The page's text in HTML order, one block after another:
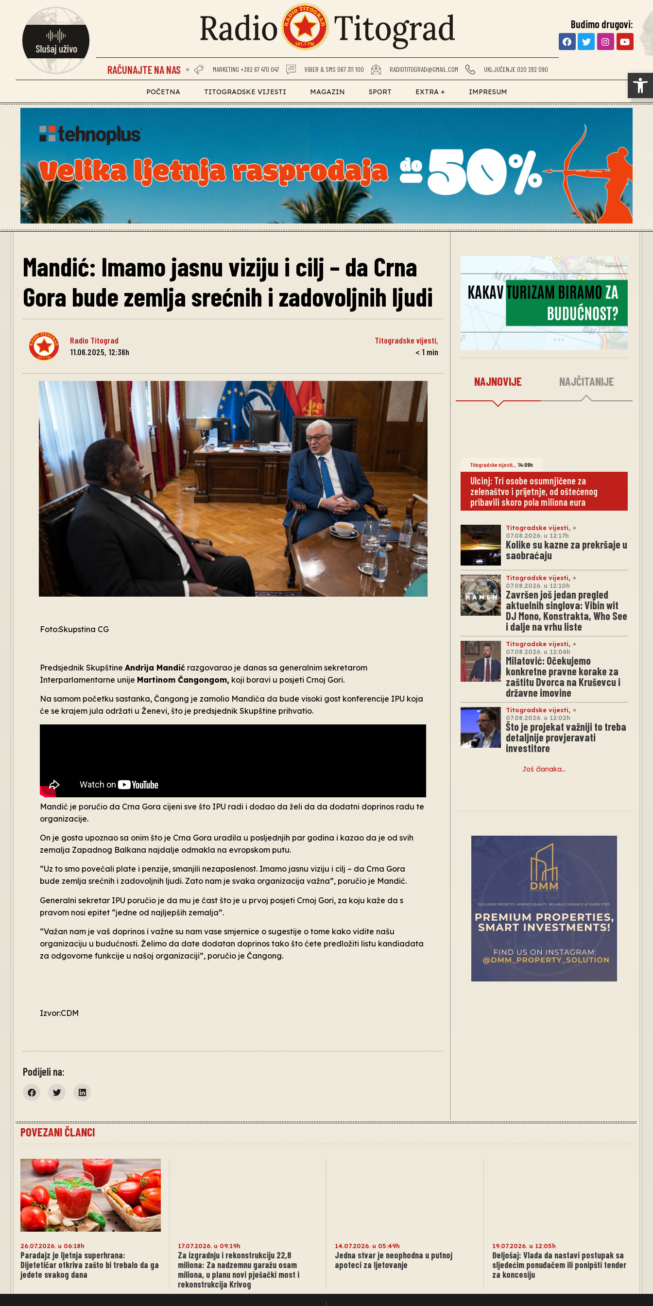
RAČUNAJTE NA NAS MARKETING +382 67 470 047 VIBER & SMS 067 311 100 RADIOTITOGRAD@GMAIL.COM UKLJUČENJE 020 282 090
Budimo drugovi:
POČETNA TITOGRADSKE VIJESTI MAGAZIN SPORT EXTRA + IMPRESUM
Mandić: Imamo jasnu viziju i cilj – da Crna
Gora bude zemlja srećnih i zadovoljnih ljudi
Radio Titograd Titogradske vijesti,
11.06.2025, 12:36h
< 1 min
Foto:Skupstina CG
Predsjednik Skupštine Andrija Mandić razgovarao je danas sa generalnim sekretarom
Interparlamentarne unije Martinom Čangongom, koji boravi u posjeti Crnoj Gori.
Na samom početku sastanka, Čangong je zamolio Mandića da bude visoki gost konferencije IPU koja
će se krajem jula održati u Ženevi, što je predsjednik Skupštine prihvatio.
Mandić je poručio da Crna Gora cijeni sve što IPU radi i dodao da želi da da dodatni doprinos radu te
organizacije.
On je gosta upoznao sa onim što je Crna Gora uradila u posljednjih par godina i kazao da je od svih
zemalja Zapadnog Balkana najdalje odmakla na evropskom putu.
“Uz to smo povećali plate i penzije, smanjili nezaposlenost. Imamo jasnu viziju i cilj – da Crna Gora
bude zemlja srećnih i zadovoljnih ljudi. Zato nam je svaka organizacija važna”, poručio je Mandić.
Generalni sekretar IPU poručio je da mu je čast što je u prvoj posjeti Crnoj Gori, za koju kaže da s
pravom nosi epitet “jedne od najljepših zemalja”.
“Važan nam je vaš doprinos i važne su nam vase smjernice o sugestije o tome kako vidite našu
organizaciju u budućnosti. Želimo da date dodatan doprinos tako što ćete predložiti listu kandiadata
za odgovorne funkcije u našoj organizaciji”, poručio je Čangong.
Izvor:CDM
Podijeli na:
NAJNOVIJE NAJČITANIJE
Titogradske vijesti,, 14:09h
Ulcinj: Tri osobe osumnjičene za
zelenaštvo i prijetnje, od oštećenog
pribavili skoro pola miliona eura
Titogradske vijesti,
07.08.2026. u 12:17h
Kolike su kazne za prekršaje u
saobraćaju
Titogradske vijesti,
07.08.2026. u 12:10h
Završen još jedan pregled
aktuelnih singlova: Vibin wit
DJ Mono, Konstrakta, Who See
i dalje na vrhu liste
Titogradske vijesti,
07.08.2026. u 12:06h
Milatović: Očekujemo
konkretne pravne korake za
zaštitu Dvorca na Kruševcu i
državne imovine
Titogradske vijesti,
07.08.2026. u 12:02h
Što je projekat važniji to treba
detaljnije provjeravati
investitore
Još članaka…
POVEZANI ČLANCI
26.07.2026. u 06:18h
Paradajz je ljetnja superhrana:
Dijetetičar otkriva zašto bi trebalo da ga
jedete svakog dana
17.07.2026. u 09:19h
Za izgradnju i rekonstrukciju 22,8
miliona: Za nadzemnu garažu osam
miliona, u planu novi pješački most i
rekonstrukcija Krivog
14.07.2026. u 05:49h
Jedna stvar je neophodna u putnoj
apoteci za ljetovanje
19.07.2026. u 12:05h
Đeljošaj: Vlada da nastavi postupak sa
sljedećim ponuđačem ili ponipšti tender
za koncesiju